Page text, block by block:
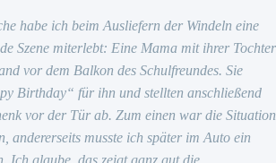
habe ich beim Ausliefern der Windeln eine
Szene miterlebt: Eine Mama mit ihrer Tochter
vor dem Balkon des Schulfreundes. Sie
Birthday“ für ihn und stellten anschließend
vor der Tür ab. Zum einen war die Situation
andererseits musste ich später im Auto ein
Ich glaube, das zeigt ganz gut die